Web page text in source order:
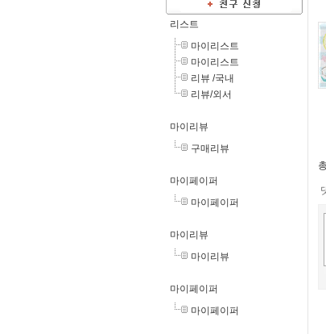
리스트
마이리스트
마이리스트
리뷰 /국내
리뷰/외서
마이리뷰
구매리뷰
마이페이퍼
마이페이퍼
마이리뷰
마이리뷰
마이페이퍼
마이페이퍼
총